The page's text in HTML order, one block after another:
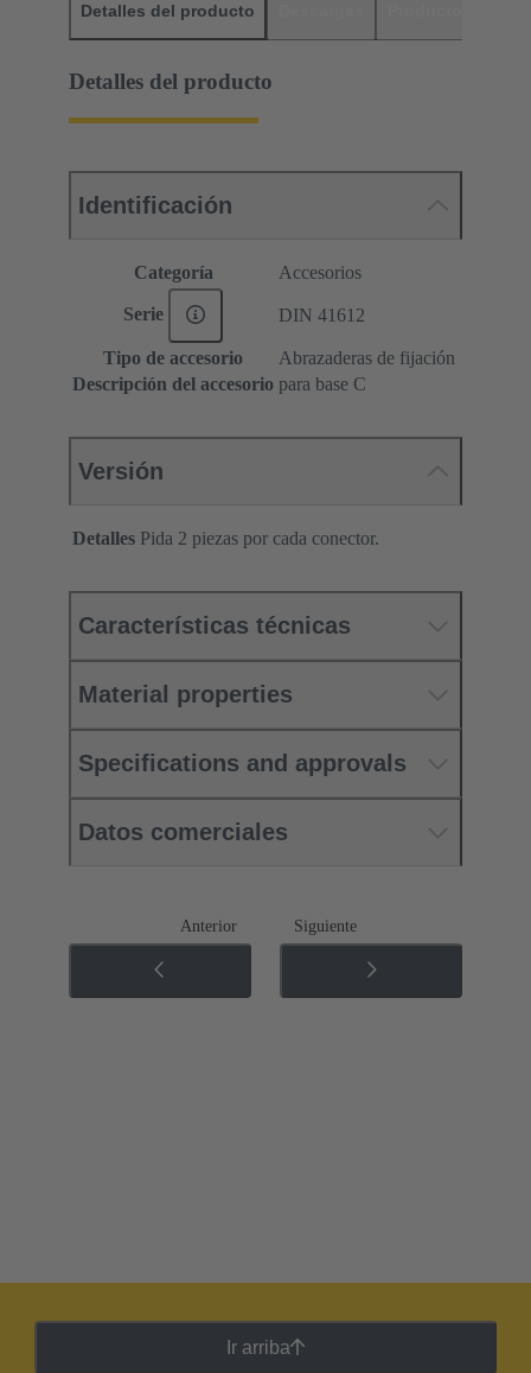
Detalles del producto
Detalles del producto
Identificación
Categoría Accesorios
Serie DIN 41612
Tipo de accesorio
Abrazaderas de fijación
Descripción del accesorio para base C
Versión
Detalles Pida 2 piezas por cada conector.
Características técnicas
Material properties
Specifications and approvals
Datos comerciales
Anterior Siguiente
Ir arriba